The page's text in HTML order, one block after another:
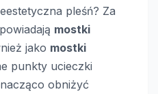
pleśń? Za
mostki
jako mostki
punkty ucieczki
obniżyć